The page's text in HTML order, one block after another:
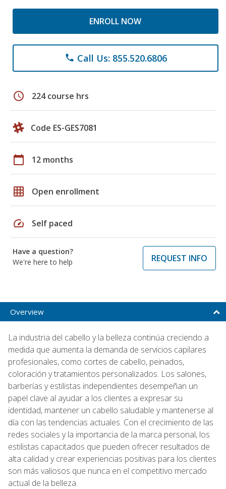
ENROLL NOW
phone Call Us: 855.520.6806
schedule 224 course hrs
Code ES-GES7081
calendar_today 12 months
grid_on Open enrollment
speed Self paced
Have a question?
We're here to help
REQUEST INFO
Overview
La industria del cabello y la belleza continúa creciendo a
medida que aumenta la demanda de servicios capilares
profesionales, como cortes de cabello, peinados,
coloración y tratamientos personalizados. Los salones,
barberías y estilistas independientes desempeñan un
papel clave al ayudar a los clientes a expresar su
identidad, mantener un cabello saludable y mantenerse al
día con las tendencias actuales. Con el crecimiento de las
redes sociales y la importancia de la marca personal, los
estilistas capacitados que pueden ofrecer resultados de
alta calidad y crear experiencias positivas para los clientes
son más valiosos que nunca en el competitivo mercado
actual de la belleza.